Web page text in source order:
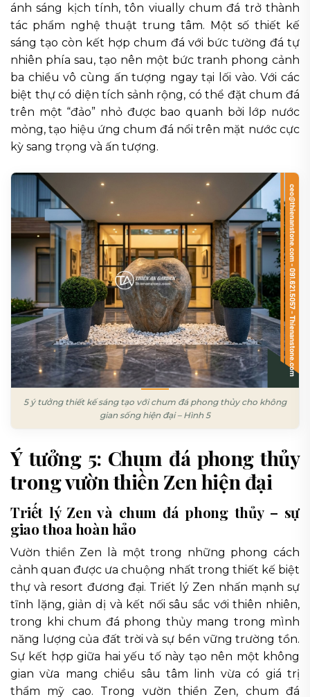
ánh sáng kịch tính, tôn viually chum đá trở thành
tác phẩm nghệ thuật trung tâm. Một số thiết kế
sáng tạo còn kết hợp chum đá với bức tường đá tự
nhiên phía sau, tạo nên một bức tranh phong cảnh
ba chiều vô cùng ấn tượng ngay tại lối vào. Với các
biệt thự có diện tích sảnh rộng, có thể đặt chum đá
trên một “đảo” nhỏ được bao quanh bởi lớp nước
mỏng, tạo hiệu ứng chum đá nổi trên mặt nước cực
kỳ sang trọng và ấn tượng.
5 ý tưởng thiết kế sáng tạo với chum đá phong thủy cho không
gian sống hiện đại – Hình 5
Ý tưởng 5: Chum đá phong thủy
trong vườn thiền Zen hiện đại
Triết lý Zen và chum đá phong thủy – sự
giao thoa hoàn hảo
Vườn thiền Zen là một trong những phong cách
cảnh quan được ưa chuộng nhất trong thiết kế biệt
thự và resort đương đại. Triết lý Zen nhấn mạnh sự
tĩnh lặng, giản dị và kết nối sâu sắc với thiên nhiên,
trong khi chum đá phong thủy mang trong mình
năng lượng của đất trời và sự bền vững trường tồn.
Sự kết hợp giữa hai yếu tố này tạo nên một không
gian vừa mang chiều sâu tâm linh vừa có giá trị
thẩm mỹ cao. Trong vườn thiền Zen, chum đá